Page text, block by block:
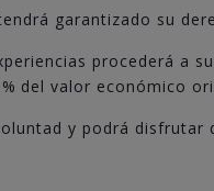
garantizado su
procederá a
del valor económico
y podrá disfrutar